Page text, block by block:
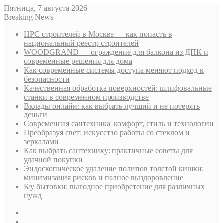
Пятница, 7 августа 2026
Breaking News
НРС строителей в Москве — как попасть в
национальный реестр строителей
WOODGRAND — ограждение для балкона из ДПК и
современные решения для дома
Как современные системы доступа меняют подход к
безопасности
Качественная обработка поверхностей: шлифовальные
станки в современном производстве
Вклады онлайн: как выбрать лучший и не потерять
деньги
Современная сантехника: комфорт, стиль и технологии
Преобразуя свет: искусство работы со стеклом и
зеркалами
Как выбрать сантехнику: практичные советы для
удачной покупки
Эндоскопическое удаление полипов толстой кишки:
минимизация рисков и полное выздоровление
Б/у бытовки: выгодное приобретение для различных
нужд